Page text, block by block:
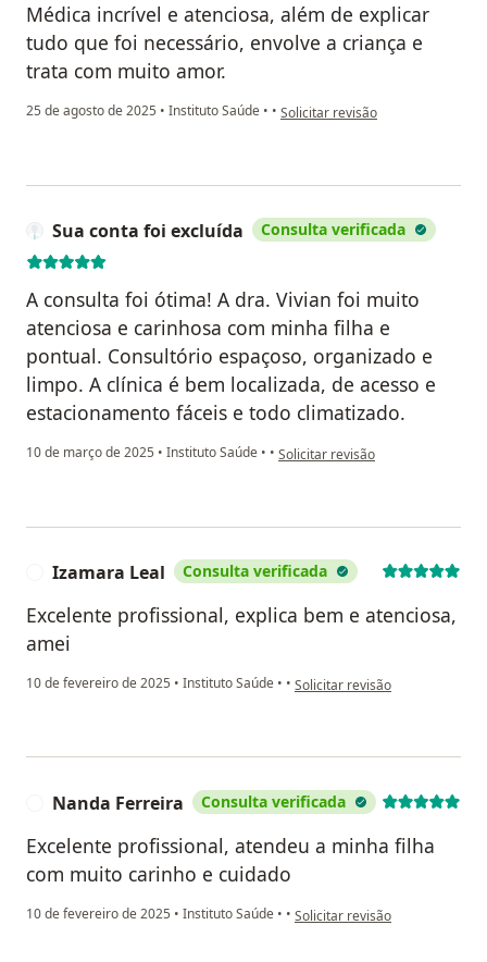
Médica incrível e atenciosa, além de explicar
tudo que foi necessário, envolve a criança e
trata com muito amor.
25 de agosto de 2025 • Instituto Saúde • • na opinião do utilizador Klivia
Solicitar revisão
Sua conta foi excluída Consulta verificada
A consulta foi ótima! A dra. Vivian foi muito
atenciosa e carinhosa com minha filha e
pontual. Consultório espaçoso, organizado e
limpo. A clínica é bem localizada, de acesso e
estacionamento fáceis e todo climatizado.
10 de março de 2025 • Instituto Saúde • • na opinião do utilizador Sua conta
Solicitar revisão
Izamara Leal Consulta verificada
Excelente profissional, explica bem e atenciosa,
amei
10 de fevereiro de 2025 • Instituto Saúde • • na opinião do utilizador
Solicitar revisão
Nanda Ferreira Consulta verificada
Excelente profissional, atendeu a minha filha
com muito carinho e cuidado
10 de fevereiro de 2025 • Instituto Saúde • • na opinião do utilizador Nanda
Solicitar revisão